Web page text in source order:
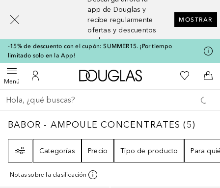
app de Douglas y
recibe regularmente
ofertas y descuentos
exclusivos
MOSTRAR
-15% de descuento con el cupón: SUMMER15. ¡Por tiempo
limitado solo en la App!
MenúAbrir menúMi cuenta
A Douglas HomeMi lista de
A
Regresar
Ejecutar búsqueda
BABOR - AMPOULE CONCENTRATES5
BABOR - AMPOULE CONCENTRATES (5)
Categorías
Precio Tipo de producto Para
Notas sobre la clasificación
[navigation.slideout.screenreader]